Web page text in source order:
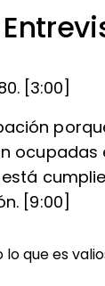
[3:00]
ocupadas
[9:00]
que es